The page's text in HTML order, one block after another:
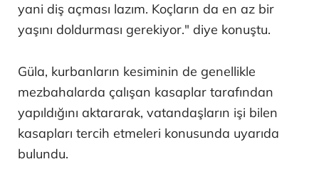
yani diş açması lazım. Koçların da en az bir
yaşını doldurması gerekiyor." diye konuştu.
Güla, kurbanların kesiminin de genellikle
mezbahalarda çalışan kasaplar tarafından
yapıldığını aktararak, vatandaşların işi bilen
kasapları tercih etmeleri konusunda uyarıda
bulundu.